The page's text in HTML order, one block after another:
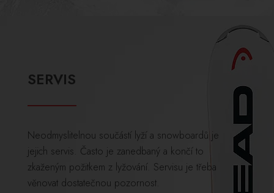
SERVIS
Neodmyslitelnou součástí lyží a snowboardů je
jejich servis. Často je zanedbaný a končí to
zkaženým požitkem z lyžování. Servisu je třeba
věnovat dostatečnou pozornost.